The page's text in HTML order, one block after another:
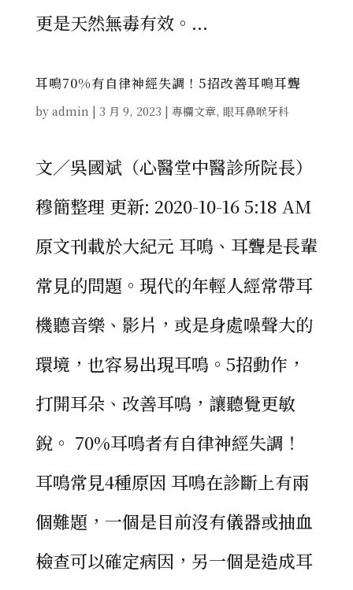
更是天然無毒有效。...
耳鳴70%有自律神經失調！5招改善耳鳴耳聾
by admin | 3 月 9, 2023 | 專欄文章, 眼耳鼻喉牙科
文／吳國斌（心醫堂中醫診所院長）
穆簡整理 更新: 2020-10-16 5:18 AM
原文刊載於大紀元 耳鳴、耳聾是長輩
常見的問題。現代的年輕人經常帶耳
機聽音樂、影片，或是身處噪聲大的
環境，也容易出現耳鳴。5招動作，
打開耳朵、改善耳鳴，讓聽覺更敏
銳。 70%耳鳴者有自律神經失調！
耳鳴常見4種原因 耳鳴在診斷上有兩
個難題，一個是目前沒有儀器或抽血
檢查可以確定病因，另一個是造成耳